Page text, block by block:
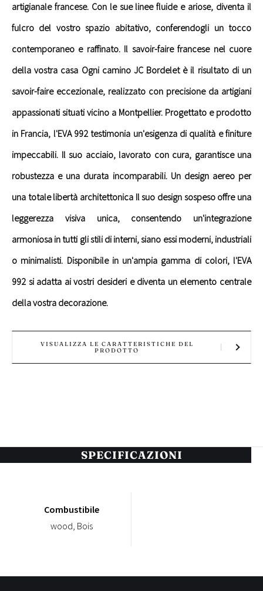
artigianale francese. Con le sue linee fluide e ariose, diventa il
fulcro del vostro spazio abitativo, conferendogli un tocco
contemporaneo e raffinato. Il savoir-faire francese nel cuore
della vostra casa Ogni camino JC Bordelet è il risultato di un
savoir-faire eccezionale, realizzato con precisione da artigiani
appassionati situati vicino a Montpellier. Progettato e prodotto
in Francia, l'EVA 992 testimonia un'esigenza di qualità e finiture
impeccabili. Il suo acciaio, lavorato con cura, garantisce una
robustezza e una durata incomparabili. Un design aereo per
una totale libertà architettonica Il suo design sospeso offre una
leggerezza visiva unica, consentendo un'integrazione
armoniosa in tutti gli stili di interni, siano essi moderni, industriali
o minimalisti. Disponibile in un'ampia gamma di colori, l'EVA
992 si adatta ai vostri desideri e diventa un elemento centrale
della vostra decorazione.
VISUALIZZA LE CARATTERISTICHE DEL
PRODOTTO
SPECIFICAZIONI
Combustibile
wood, Bois